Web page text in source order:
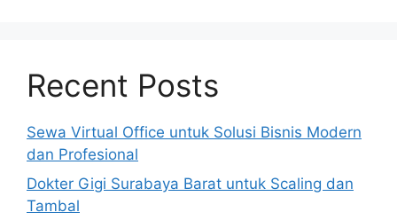
Recent Posts
Sewa Virtual Office untuk Solusi Bisnis Modern
dan Profesional
Dokter Gigi Surabaya Barat untuk Scaling dan
Tambal